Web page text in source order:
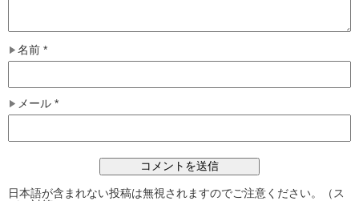
名前 *
メール *
日本語が含まれない投稿は無視されますのでご注意ください。（ス